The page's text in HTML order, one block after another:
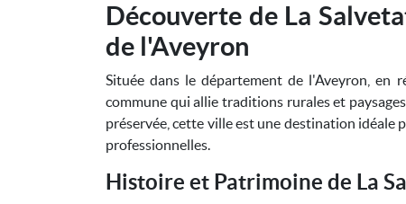
Découverte de La
de l'Aveyron
Située dans le département de l'Aveyron, en
commune qui allie traditions rurales et
préservée, cette ville est une destination
professionnelles.
Histoire et Patrimoine de La